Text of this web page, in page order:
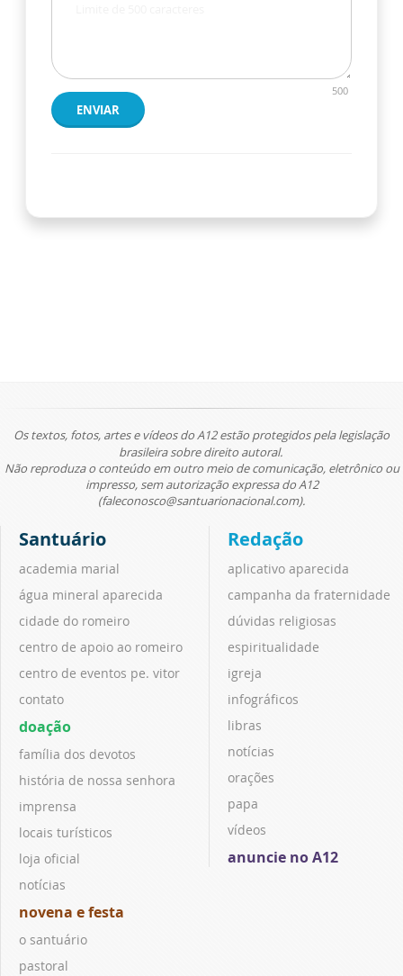
500
ENVIAR
Os textos, fotos, artes e vídeos do A12 estão protegidos pela legislação
brasileira sobre direito autoral.
Não reproduza o conteúdo em outro meio de comunicação, eletrônico ou
impresso, sem autorização expressa do A12
(faleconosco@santuarionacional.com).
Santuário
academia marial
água mineral aparecida
cidade do romeiro
centro de apoio ao romeiro
centro de eventos pe. vitor
contato
doação
família dos devotos
história de nossa senhora
imprensa
locais turísticos
loja oficial
notícias
novena e festa
o santuário
pastoral
Redação
aplicativo aparecida
campanha da fraternidade
dúvidas religiosas
espiritualidade
igreja
infográficos
libras
notícias
orações
papa
vídeos
anuncie no A12